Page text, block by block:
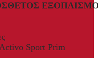
Sport Prim